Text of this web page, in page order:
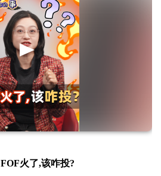
FOF火了,该咋投?